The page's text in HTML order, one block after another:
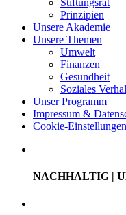
Stiftungsrat
Prinzipien
Unsere Akademie
Unsere Themen
Umwelt
Finanzen
Gesundheit
Soziales
Unser Programm
Impressum &
Cookie-Einstellungen
NACHHALTIG |